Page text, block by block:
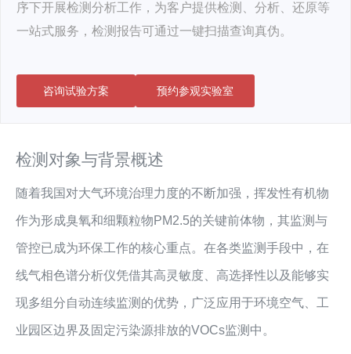
序下开展检测分析工作，为客户提供检测、分析、还原等
一站式服务，检测报告可通过一键扫描查询真伪。
咨询试验方案 预约参观实验室
检测对象与背景概述
随着我国对大气环境治理力度的不断加强，挥发性有机物
作为形成臭氧和细颗粒物PM2.5的关键前体物，其监测与
管控已成为环保工作的核心重点。在各类监测手段中，在
线气相色谱分析仪凭借其高灵敏度、高选择性以及能够实
现多组分自动连续监测的优势，广泛应用于环境空气、工
业园区边界及固定污染源排放的VOCs监测中。